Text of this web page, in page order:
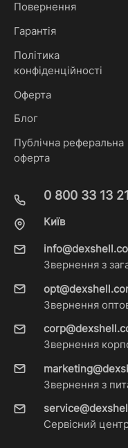
Повернення
Гарантія
Політика
конфіденційності
Оферта
Блог
Публічна реферальна
оферта
0 800 33 13 21
Київ
Звернення з
Звернення
Звернення
Звернення з
Сервісний